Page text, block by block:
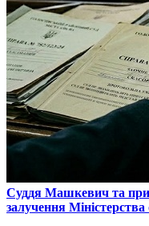
​Суддя Машкевич та
залучення